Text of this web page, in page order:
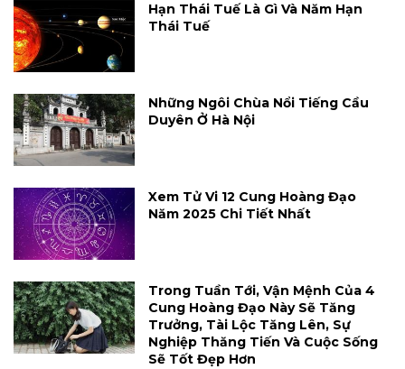
Hạn Thái Tuế Là Gì Và Năm Hạn
Thái Tuế
Những Ngôi Chùa Nổi Tiếng Cầu
Duyên Ở Hà Nội
Xem Tử Vi 12 Cung Hoàng Đạo
Năm 2025 Chi Tiết Nhất
Trong Tuần Tới, Vận Mệnh Của 4
Cung Hoàng Đạo Này Sẽ Tăng
Trưởng, Tài Lộc Tăng Lên, Sự
Nghiệp Thăng Tiến Và Cuộc Sống
Sẽ Tốt Đẹp Hơn